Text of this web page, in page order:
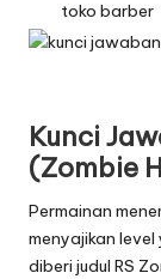
Kunci
(Zombie
Permainan
menyajikan
diberi judul RS